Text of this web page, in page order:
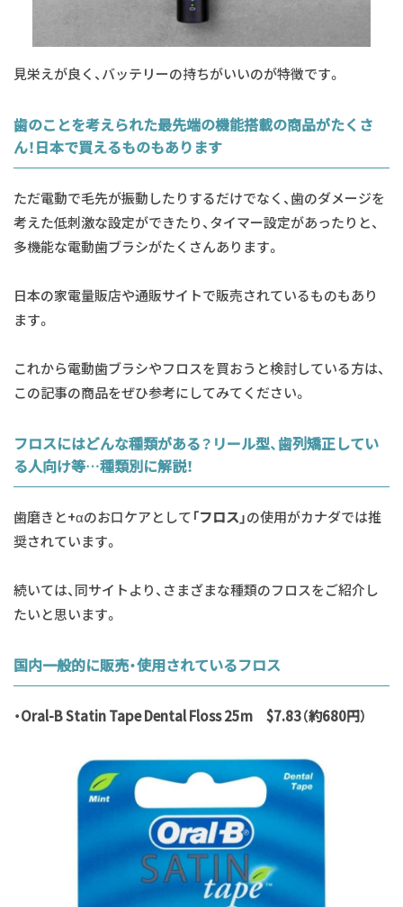
見栄えが良く、バッテリーの持ちがいいのが特徴です。
歯のことを考えられた最先端の機能搭載の商品がたくさ
ん！日本で買えるものもあります
ただ電動で毛先が振動したりするだけでなく、歯のダメージを
考えた低刺激な設定ができたり、タイマー設定があったりと、
多機能な電動歯ブラシがたくさんあります。
日本の家電量販店や通販サイトで販売されているものもあり
ます。
これから電動歯ブラシやフロスを買おうと検討している方は、
この記事の商品をぜひ参考にしてみてください。
フロスにはどんな種類がある？リール型、歯列矯正してい
る人向け等…種類別に解説！
歯磨きと+αのお口ケアとして「フロス」の使用がカナダでは推
奨されています。
続いては、同サイトより、さまざまな種類のフロスをご紹介し
たいと思います。
国内一般的に販売・使用されているフロス
・Oral-B Statin Tape Dental Floss 25m $7.83（約680円）